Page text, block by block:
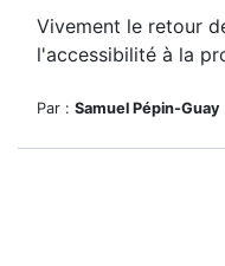
Vivement le retour
l'accessibilité à la
Par : Samuel Pépin-Guay